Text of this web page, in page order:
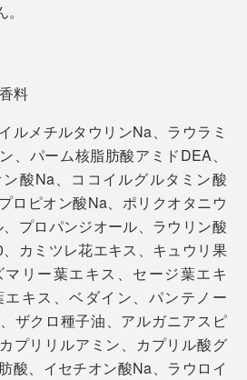
料
ルメチルタウリンNa、ラウラミ
、パーム核脂肪酸アミドDEA、
酸Na、ココイルグルタミン酸
ロピオン酸Na、ポリクオタニウ
プロパンジオール、ラウリン酸
カミツレ花エキス、キュウリ果
リー葉エキス、セージ葉エキ
キス、ベダイン、パンテノー
ザクロ種子油、アルガニアスピ
プリリルアミン、カプリル酸グ
酸、イセチオン酸Na、ラウロイ